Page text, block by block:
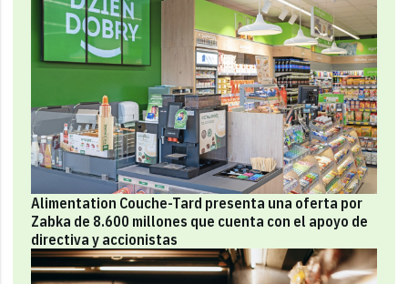
Alimentation Couche-Tard presenta una oferta por
Zabka de 8.600 millones que cuenta con el apoyo de
directiva y accionistas